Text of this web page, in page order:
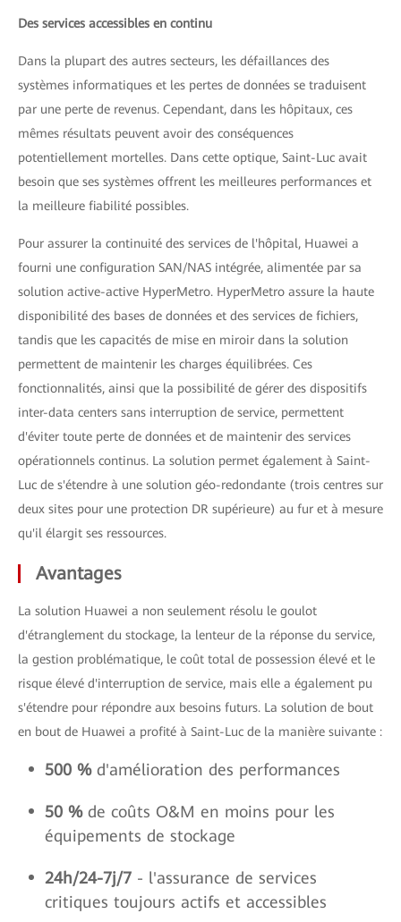
Des services accessibles en continu
Dans la plupart des autres secteurs, les défaillances des
systèmes informatiques et les pertes de données se traduisent
par une perte de revenus. Cependant, dans les hôpitaux, ces
mêmes résultats peuvent avoir des conséquences
potentiellement mortelles. Dans cette optique, Saint-Luc avait
besoin que ses systèmes offrent les meilleures performances et
la meilleure fiabilité possibles.
Pour assurer la continuité des services de l'hôpital, Huawei a
fourni une configuration SAN/NAS intégrée, alimentée par sa
solution active-active HyperMetro. HyperMetro assure la haute
disponibilité des bases de données et des services de fichiers,
tandis que les capacités de mise en miroir dans la solution
permettent de maintenir les charges équilibrées. Ces
fonctionnalités, ainsi que la possibilité de gérer des dispositifs
inter-data centers sans interruption de service, permettent
d'éviter toute perte de données et de maintenir des services
opérationnels continus. La solution permet également à Saint-
Luc de s'étendre à une solution géo-redondante (trois centres sur
deux sites pour une protection DR supérieure) au fur et à mesure
qu'il élargit ses ressources.
Avantages
La solution Huawei a non seulement résolu le goulot
d'étranglement du stockage, la lenteur de la réponse du service,
la gestion problématique, le coût total de possession élevé et le
risque élevé d'interruption de service, mais elle a également pu
s'étendre pour répondre aux besoins futurs. La solution de bout
en bout de Huawei a profité à Saint-Luc de la manière suivante :
500 %d'amélioration des performances
50 %de coûts O&M en moins pour les
équipements de stockage
24h/24-7j/7 - l'assurance de services
critiques toujours actifs et accessibles